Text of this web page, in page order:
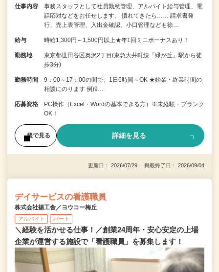
仕事内容
事務スタッフとして社員勤怠管理、アルバイト給与管理、電
話応対などをお任せします。 慣れてきたら…… 請求書発
行、売上表管理、入出金確認、小口管理なども徐…
給与 時給1,300円～1,500円以上★年1回ミニボーナスあり！
勤務地
東京都世田谷区奥沢2丁目(東急大井町線「緑が丘」駅から徒
歩3分)
勤務時間
9：00～17：00の間で、1日6時間～OK ★始業・終業時間の
相談にのります 例)9…
応募資格
PC操作（Excel・Wordの基本できる方）※未経験・ブランク
OK！
後で見る 詳細を見る
更新日： 2026/07/29 掲載終了日： 2026/09/04
デイサービスの看護職員
株式会社揚工舎／ヨウコー梅丘
アルバイト パート
＼経験を活かせる仕事！／創業24周年・安心安定の上場
企業が運営する施設で「看護職員」を募集します！